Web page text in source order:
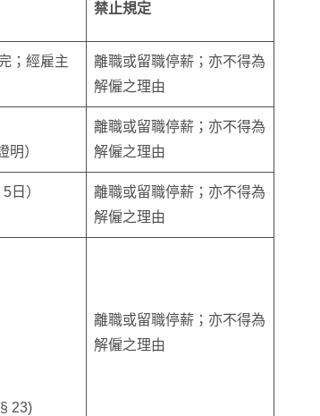
禁止規定
；經雇主
離職或留職停薪；亦不得為
解僱之理由
明）
離職或留職停薪；亦不得為
解僱之理由
日）
離職或留職停薪；亦不得為
解僱之理由
23)
離職或留職停薪；亦不得為
解僱之理由